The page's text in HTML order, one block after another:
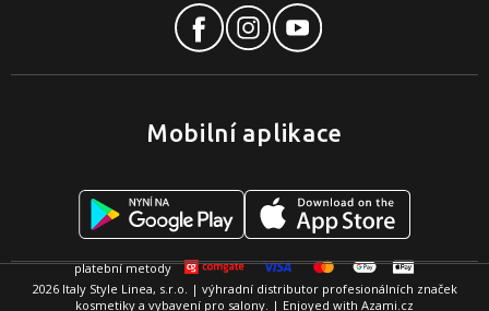
Mobilní aplikace
2026 Italy Style Linea, s.r.o. | výhradní distributor profesionálních značek
kosmetiky a vybavení pro salony. | Enjoyed with Azami.cz